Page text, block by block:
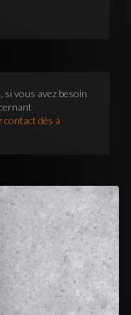
si vous avez besoin
contact dès à